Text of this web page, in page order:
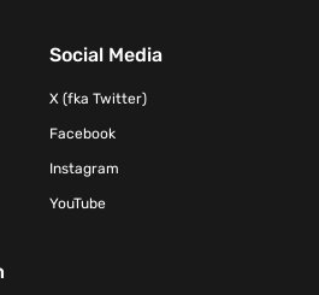
Social Media
X (fka Twitter)
Facebook
Instagram
YouTube